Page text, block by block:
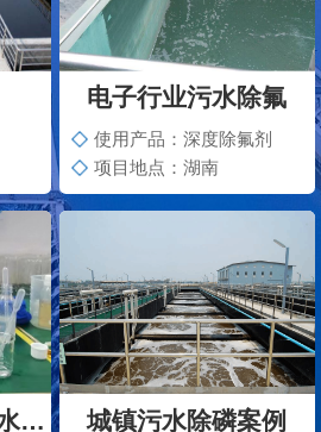
电子行业污水除氟
使用产品：深度除氟剂
项目地点：湖南
铝合金阳极氧化废水脱色案例 城镇污水除磷案例